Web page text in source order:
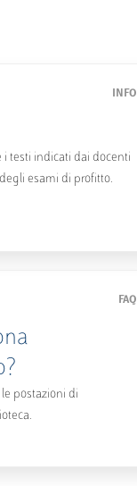
INFO
i testi indicati dai docenti
esami di profitto.
FAQ
postazioni di